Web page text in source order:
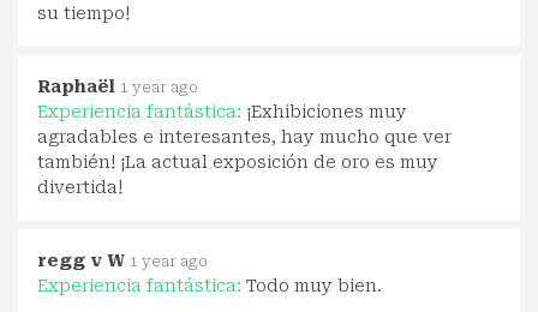
su tiempo!
Raphaël 1 year ago
Experiencia fantástica: ¡Exhibiciones muy
agradables e interesantes, hay mucho que ver
también! ¡La actual exposición de oro es muy
divertida!
regg v W 1 year ago
Experiencia fantástica: Todo muy bien.